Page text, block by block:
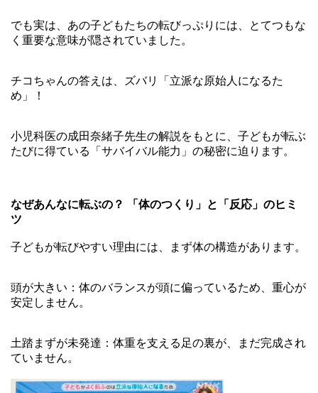
でも実は、あの子どもたちの転びっぷりには、とてつもな
く重要な意味が隠されていました。
チコちゃんの答えは、ズバリ「立派な原始人になるた
め」！
小児科医の成田奈緒子先生の解説をもとに、子どもが転ぶ
たびに得ている「サバイバル能力」の秘密に迫ります。
なぜあんなに転ぶの？ 「体のつくり」と「反応」のヒミ
ツ
子どもが転びやすい理由には、まず体の構造があります。
頭が大きい：体のバランスが頭に偏っているため、重心が
安定しません。
土踏まずが未発達：体重を支える足の裏が、まだ完成され
ていません。